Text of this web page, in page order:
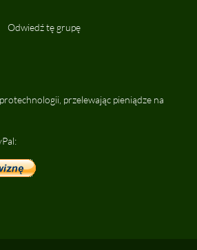
Odwiedź tę grupę
przelewając pieniądze na